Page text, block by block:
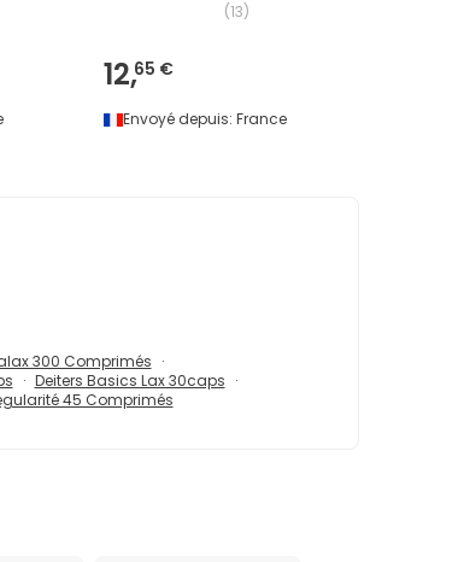
(13)
12,65 €
Envoyé depuis: France
300 Comprimés
Deiters Basics Lax 30caps
45 Comprimés